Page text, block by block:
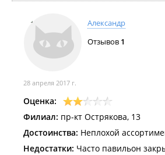
(понимание приходит с опытом).
не навязывают, корректно
Магазином пользуюсь достаточно
приходить по пять – шесть раз,
однотипными вопросами и ни
терпеливо отвечали. Цены весьма
порой, самые низкие по городу.
праздники. Я довольна и мой
Александр
Отзывов 1
28 апреля 2017 г.
Оценка:
Филиал: пр-кт Острякова, 13
Достоинства: Неплохой
Недостатки: Часто павильон